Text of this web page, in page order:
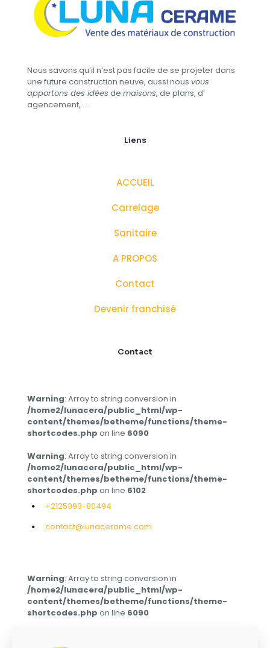
Nous savons qu’il n’est pas facile de se projeter dans
une future construction neuve, aussi nous vous
apportons des idées de maisons, de plans, d’​
agencement, …
Liens
ACCUEIL
Carrelage
Sanitaire
A PROPOS
Contact
Devenir franchisé
Contact
Warning: Array to string conversion in
/home2/lunacera/public_html/wp-
content/themes/betheme/functions/theme-
shortcodes.php on line 6090
Warning: Array to string conversion in
/home2/lunacera/public_html/wp-
content/themes/betheme/functions/theme-
shortcodes.php on line 6102
+2125393-80494
contact@lunacerame.com
Warning: Array to string conversion in
/home2/lunacera/public_html/wp-
content/themes/betheme/functions/theme-
shortcodes.php on line 6090